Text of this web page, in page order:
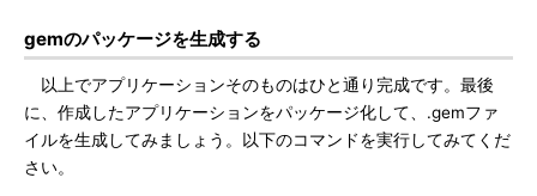
gemのパッケージを生成する
以上でアプリケーションそのものはひと通り完成です。最後
に、作成したアプリケーションをパッケージ化して、.gemファ
イルを生成してみましょう。以下のコマンドを実行してみてくだ
さい。